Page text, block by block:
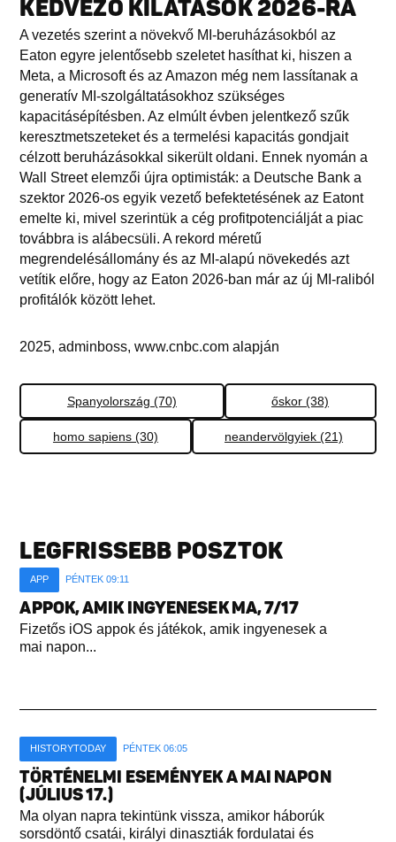
KEDVEZŐ KILÁTÁSOK 2026-RA
A vezetés szerint a növekvő MI-beruházásokból az
Eaton egyre jelentősebb szeletet hasíthat ki, hiszen a
Meta, a Microsoft és az Amazon még nem lassítanak a
generatív MI-szolgáltatásokhoz szükséges
kapacitásépítésben. Az elmúlt évben jelentkező szűk
keresztmetszeteket és a termelési kapacitás gondjait
célzott beruházásokkal sikerült oldani. Ennek nyomán a
Wall Street elemzői újra optimisták: a Deutsche Bank a
szektor 2026-os egyik vezető befektetésének az Eatont
emelte ki, mivel szerintük a cég profitpotenciálját a piac
továbbra is alábecsüli. A rekord méretű
megrendelésállomány és az MI-alapú növekedés azt
vetítik előre, hogy az Eaton 2026-ban már az új MI-raliból
profitálók között lehet.
2025, adminboss, www.cnbc.com alapján
Spanyolország (70) őskor (38)
homo sapiens (30) neandervölgyiek (21)
LEGFRISSEBB POSZTOK
APP PÉNTEK 09:11
APPOK, AMIK INGYENESEK MA, 7/17
Fizetős iOS appok és játékok, amik ingyenesek a
mai napon...
HISTORYTODAY PÉNTEK 06:05
TÖRTÉNELMI ESEMÉNYEK A MAI NAPON
(JÚLIUS 17.)
Ma olyan napra tekintünk vissza, amikor háborúk
sorsdöntő csatái, királyi dinasztiák fordulatai és